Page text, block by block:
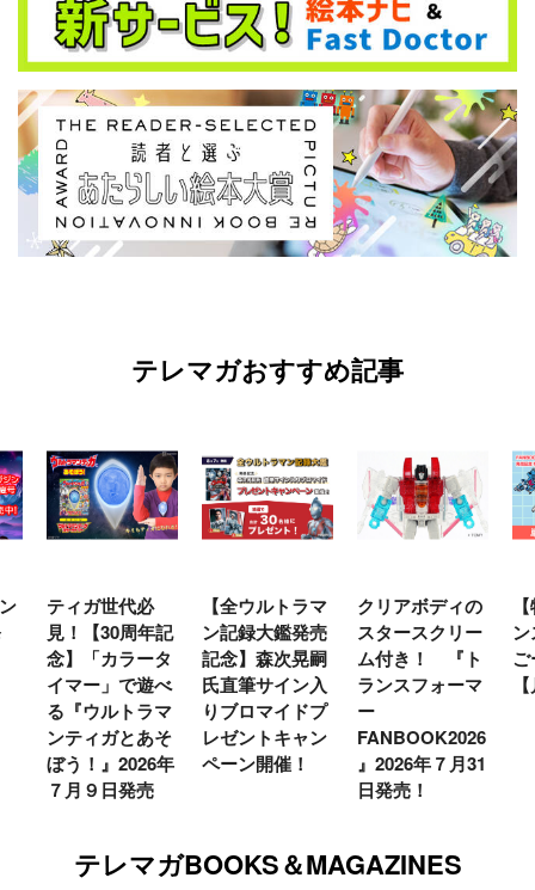
テレマガおすすめ記事
ティガ世代必
見！【30周年記
念】「カラータ
イマー」で遊べ
る『ウルトラマ
ンティガとあそ
ぼう！』2026年
７月９日発売
【全ウルトラマ
ン記録大鑑発売
記念】森次晃嗣
氏直筆サイン入
りブロマイドプ
レゼントキャン
ペーン開催！
クリアボディの
スタースクリー
ム付き！ 『ト
ランスフォーマ
ー
FANBOOK2026
』2026年７月31
日発売！
テレマガBOOKS＆MAGAZINES